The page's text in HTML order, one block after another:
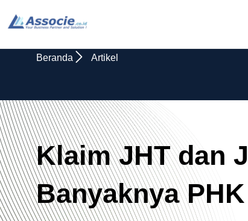
Beranda Artikel
Klaim JHT dan
Banyaknya